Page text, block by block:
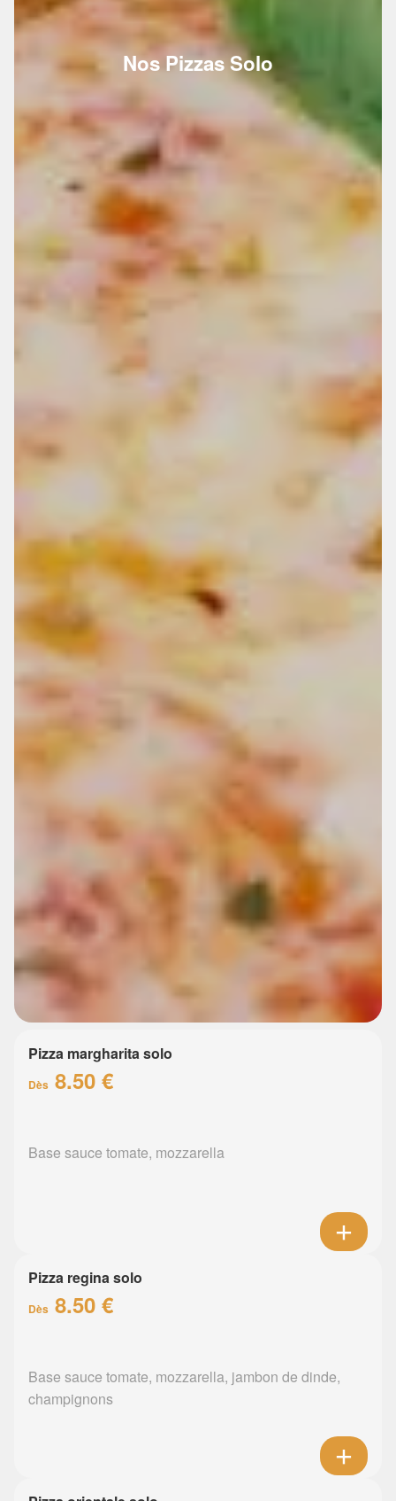
Nos Pizzas Solo
Pizza margharita solo
Dès 8.50 €
Base sauce tomate, mozzarella
Pizza regina solo
Dès 8.50 €
Base sauce tomate, mozzarella, jambon de dinde,
champignons